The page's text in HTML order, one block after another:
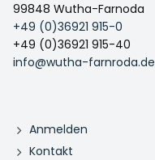
99848 Wutha-Farnoda
+49 (0)36921 915-0
+49 (0)36921 915-40
info@wutha-farnroda.de
Anmelden
Kontakt